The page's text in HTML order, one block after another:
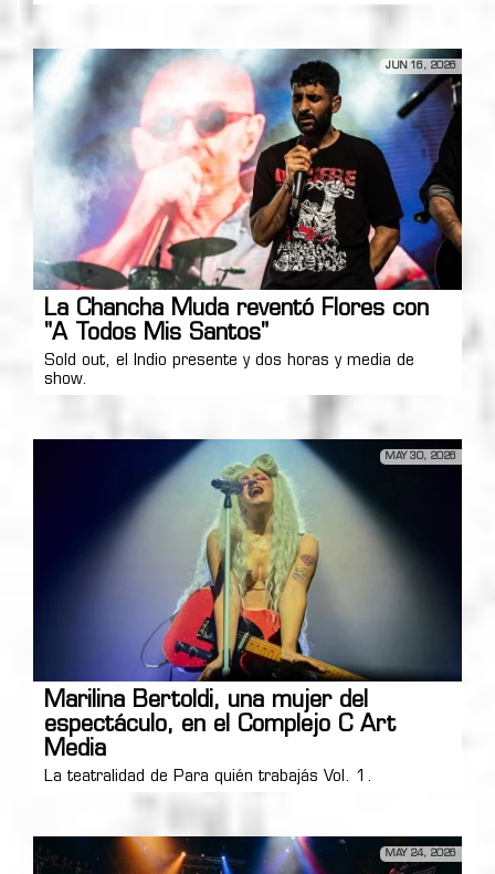
JUN 16, 2026
La Chancha Muda reventó Flores con
"A Todos Mis Santos"
Sold out, el Indio presente y dos horas y media de
show.
MAY 30, 2026
Marilina Bertoldi, una mujer del
espectáculo, en el Complejo C Art
Media
La teatralidad de Para quién trabajás Vol. 1.
MAY 24, 2026